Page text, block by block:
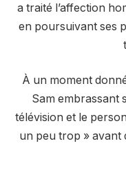
a traité l’affection
en poursuivant ses
À un moment
Sam embrassant
télévision et le
un peu trop » avant